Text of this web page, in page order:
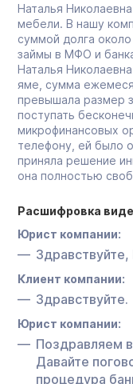
Наталья
мебели. В нашу
суммой долга
займы в МФО и
Наталья
яме, сумма
превышала размер
поступать
микрофинансовых
телефону, ей было
приняла решение
она полностью
Расшифровка
Юрист компании:
Здравствуйте,
Клиент компании:
Здравствуйте.
Юрист компании:
Поздравляем
Давайте
процедура